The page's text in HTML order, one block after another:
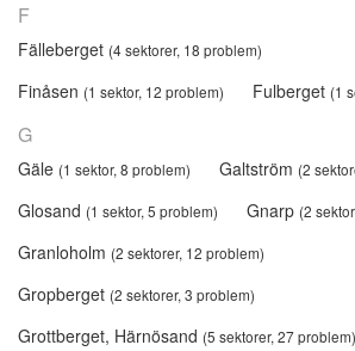
F
Fälleberget (4 sektorer, 18 problem)
Finåsen (1 sektor, 12 problem) Fulberget (1
G
Gäle (1 sektor, 8 problem) Galtström (2
Glosand (1 sektor, 5 problem) Gnarp (2
Granloholm (2 sektorer, 12 problem)
Gropberget (2 sektorer, 3 problem)
Grottberget, Härnösand (5 sektorer, 27 problem)